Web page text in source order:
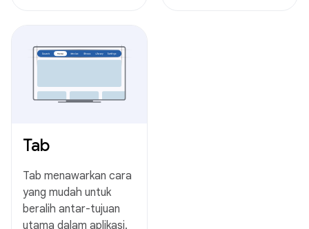
Tab
Tab menawarkan cara
yang mudah untuk
beralih antar-tujuan
utama dalam aplikasi.